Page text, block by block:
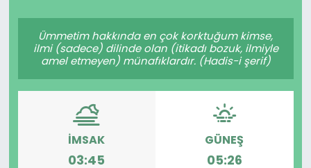
Ümmetim hakkında en çok korktuğum kimse,
ilmi (sadece) dilinde olan (itikadı bozuk, ilmiyle
amel etmeyen) münafıklardır. (Hadis-i şerif)
İMSAK
03:45
GÜNEŞ
05:26
Teknoloji
Resmi İlanlar
Yaşam
Künye
Gizlilik Sözleşmesi